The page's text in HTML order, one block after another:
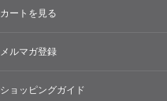
カートを見る
メルマガ登録
ショッピングガイド